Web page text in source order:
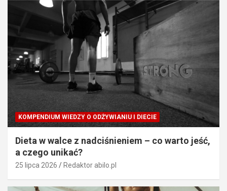
KOMPENDIUM WIEDZY O ODŻYWIANIU I DIECIE
Dieta w walce z nadciśnieniem – co warto jeść,
a czego unikać?
25 lipca 2026 Redaktor abilo.pl